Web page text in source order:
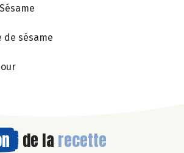
de sésame
de la recette